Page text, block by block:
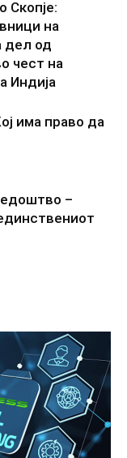
Скопје:
на
дел од
чест на
Индија
има право да
–